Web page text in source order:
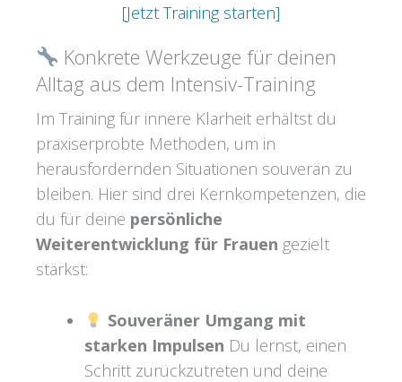
[Jetzt Training starten]
Konkrete Werkzeuge für deinen
Alltag aus dem Intensiv-Training
Im Training für innere Klarheit erhältst du
praxiserprobte Methoden, um in
herausfordernden Situationen souverän zu
bleiben. Hier sind drei Kernkompetenzen, die
du für deine persönliche
Weiterentwicklung für Frauen gezielt
stärkst:
Souveräner Umgang mit
starken Impulsen Du lernst, einen
Schritt zurückzutreten und deine